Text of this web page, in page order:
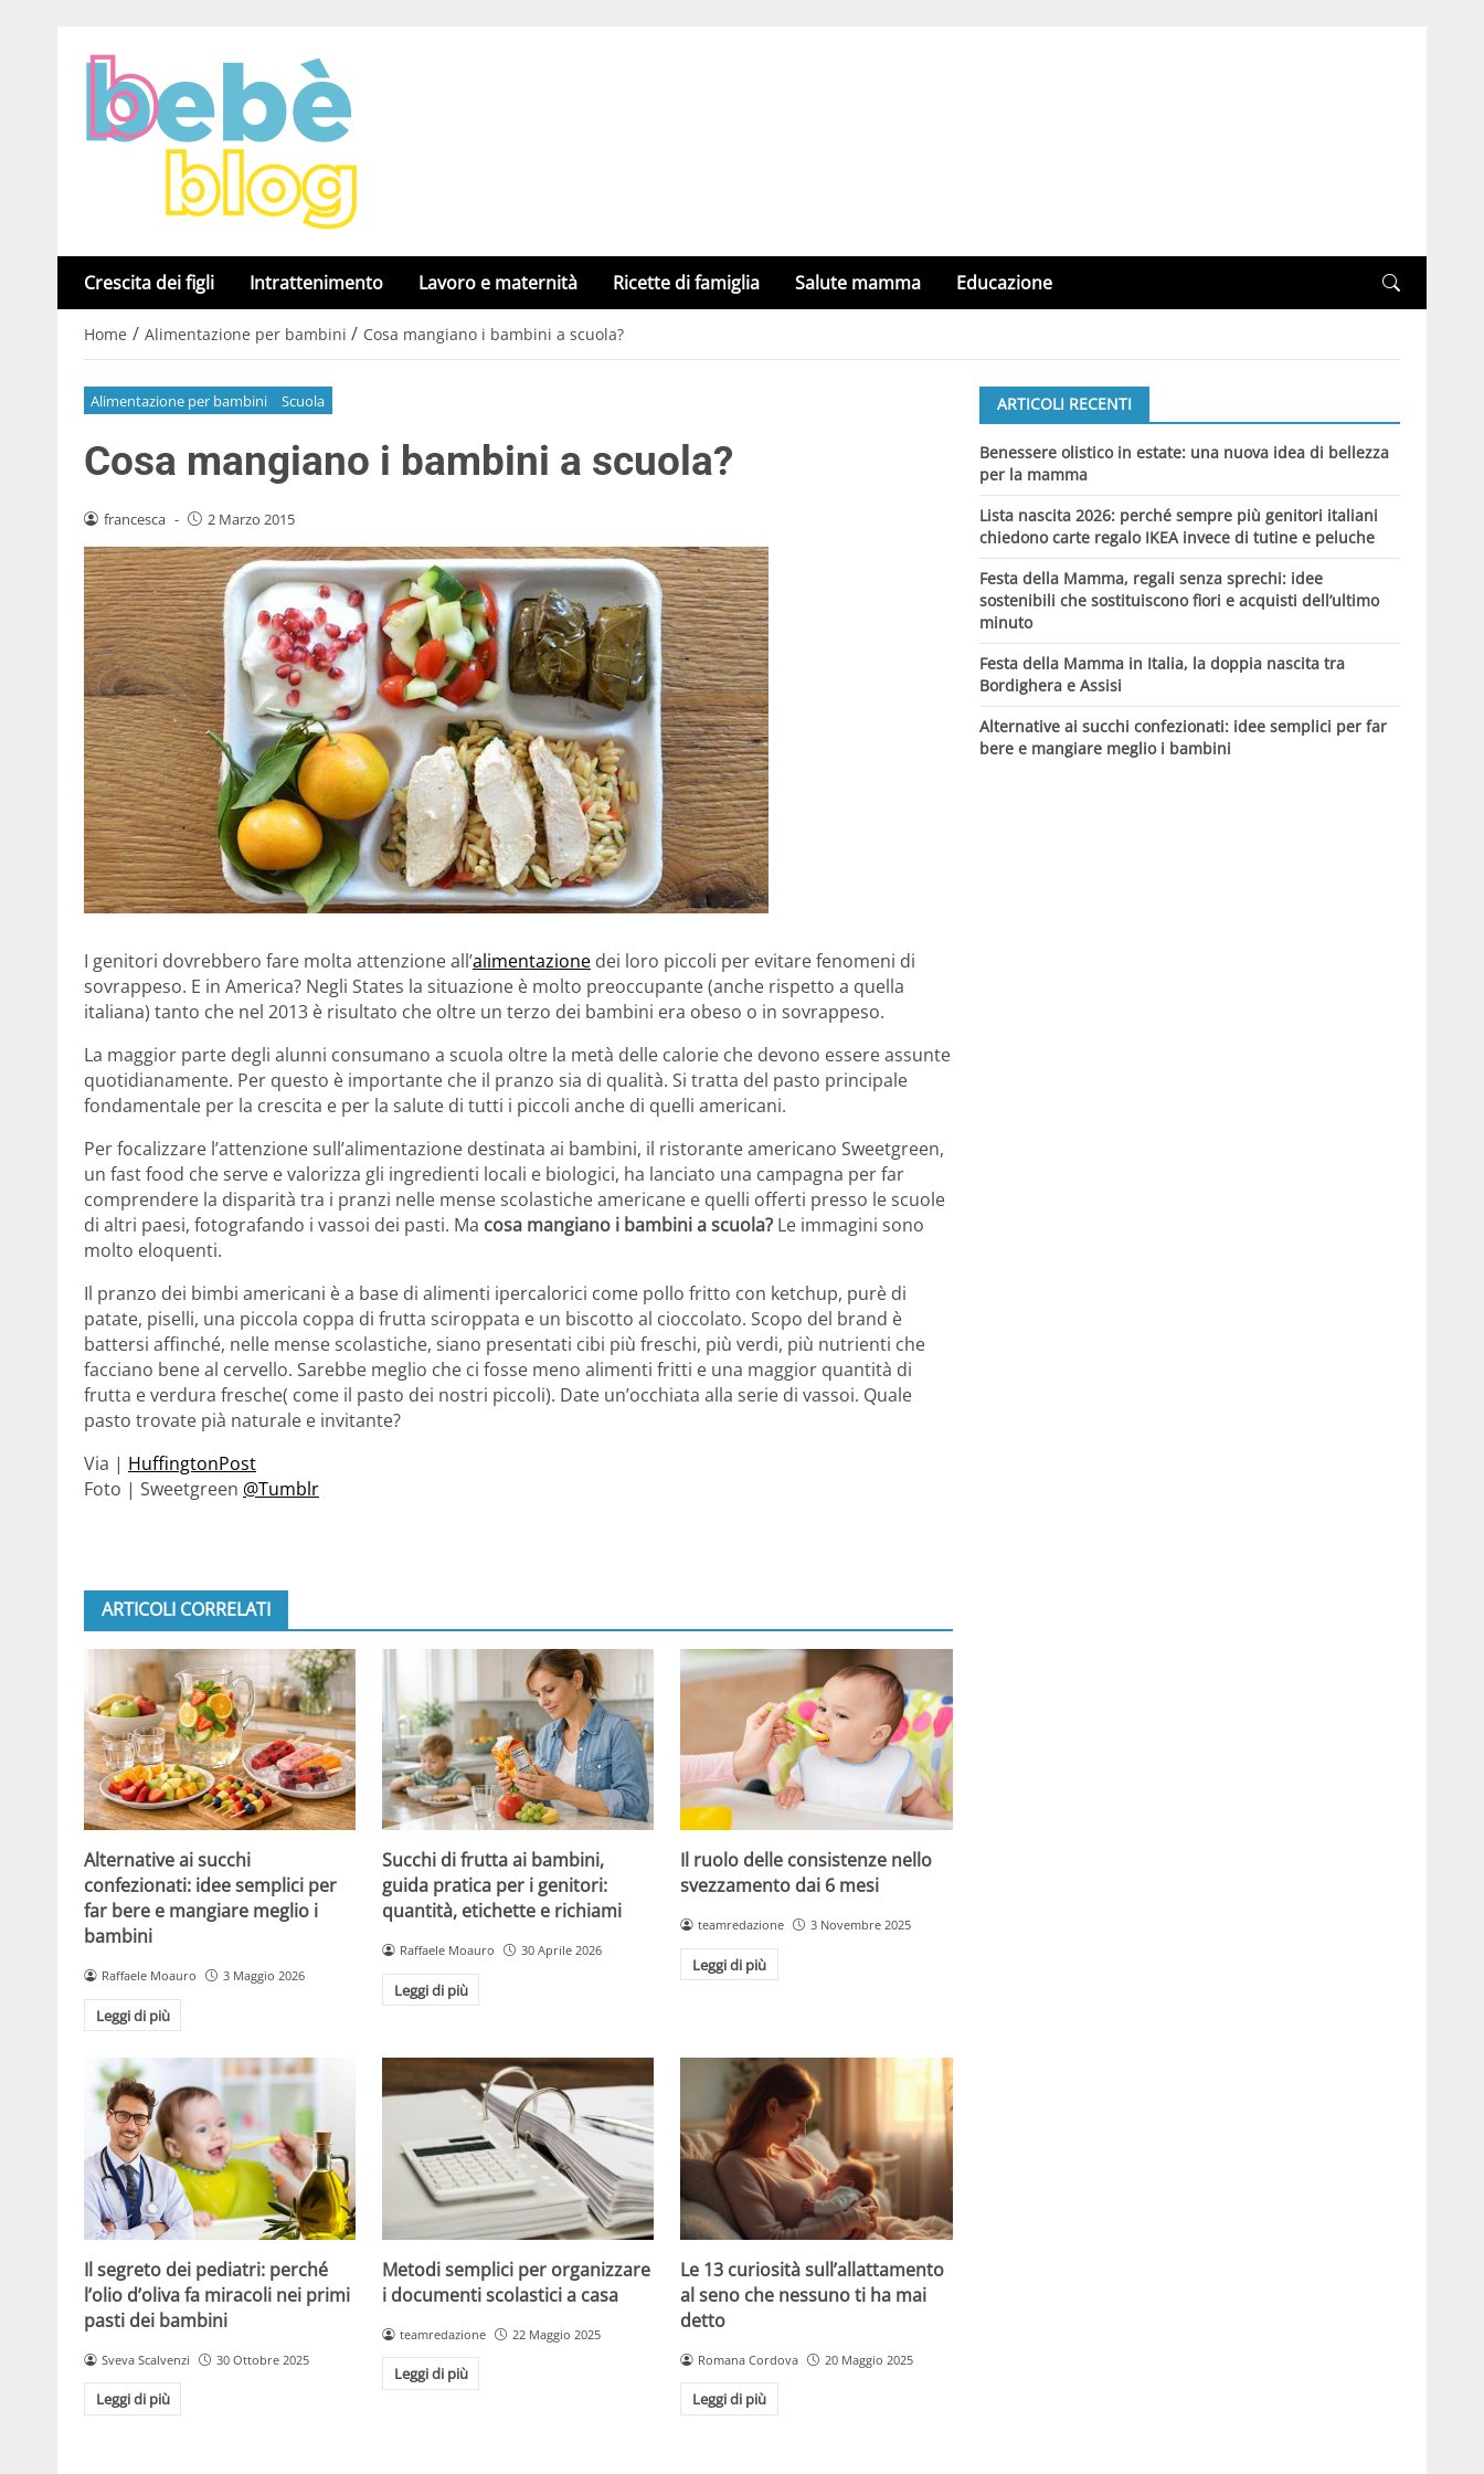
Crescita dei figli Intrattenimento Lavoro e maternità Ricette di famiglia Salute mamma Educazione
Home / Alimentazione per bambini / Cosa mangiano i bambini a scuola?
Alimentazione per bambini Scuola
Cosa mangiano i bambini a scuola?
francesca - 2 Marzo 2015
I genitori dovrebbero fare molta attenzione all’alimentazione dei loro piccoli per evitare fenomeni di
sovrappeso. E in America? Negli States la situazione è molto preoccupante (anche rispetto a quella
italiana) tanto che nel 2013 è risultato che oltre un terzo dei bambini era obeso o in sovrappeso.
La maggior parte degli alunni consumano a scuola oltre la metà delle calorie che devono essere assunte
quotidianamente. Per questo è importante che il pranzo sia di qualità. Si tratta del pasto principale
fondamentale per la crescita e per la salute di tutti i piccoli anche di quelli americani.
Per focalizzare l’attenzione sull’alimentazione destinata ai bambini, il ristorante americano Sweetgreen,
un fast food che serve e valorizza gli ingredienti locali e biologici, ha lanciato una campagna per far
comprendere la disparità tra i pranzi nelle mense scolastiche americane e quelli offerti presso le scuole
di altri paesi, fotografando i vassoi dei pasti. Ma cosa mangiano i bambini a scuola? Le immagini sono
molto eloquenti.
Il pranzo dei bimbi americani è a base di alimenti ipercalorici come pollo fritto con ketchup, purè di
patate, piselli, una piccola coppa di frutta sciroppata e un biscotto al cioccolato. Scopo del brand è
battersi affinché, nelle mense scolastiche, siano presentati cibi più freschi, più verdi, più nutrienti che
facciano bene al cervello. Sarebbe meglio che ci fosse meno alimenti fritti e una maggior quantità di
frutta e verdura fresche( come il pasto dei nostri piccoli). Date un’occhiata alla serie di vassoi. Quale
pasto trovate pià naturale e invitante?
Via | HuffingtonPost
Foto | Sweetgreen @Tumblr
ARTICOLI CORRELATI
Alternative ai succhi
confezionati: idee semplici per
far bere e mangiare meglio i
bambini
Raffaele Moauro 3 Maggio 2026
Leggi di più
Succhi di frutta ai bambini,
guida pratica per i genitori:
quantità, etichette e richiami
Raffaele Moauro 30 Aprile 2026
Leggi di più
Il ruolo delle consistenze nello
svezzamento dai 6 mesi
teamredazione 3 Novembre 2025
Leggi di più
Il segreto dei pediatri: perché
l’olio d’oliva fa miracoli nei primi
pasti dei bambini
Sveva Scalvenzi 30 Ottobre 2025
Leggi di più
Metodi semplici per organizzare
i documenti scolastici a casa
teamredazione 22 Maggio 2025
Leggi di più
Le 13 curiosità sull’allattamento
al seno che nessuno ti ha mai
detto
Romana Cordova 20 Maggio 2025
Leggi di più
ARTICOLI RECENTI
Benessere olistico in estate: una nuova idea di bellezza
per la mamma
Lista nascita 2026: perché sempre più genitori italiani
chiedono carte regalo IKEA invece di tutine e peluche
Festa della Mamma, regali senza sprechi: idee
sostenibili che sostituiscono fiori e acquisti dell’ultimo
minuto
Festa della Mamma in Italia, la doppia nascita tra
Bordighera e Assisi
Alternative ai succhi confezionati: idee semplici per far
bere e mangiare meglio i bambini